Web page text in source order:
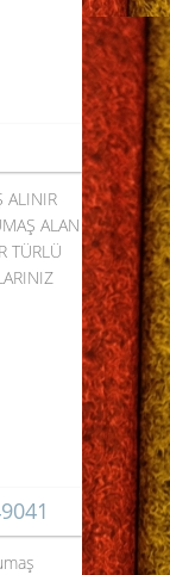
ALINIR
ALAN
TÜRLÜ